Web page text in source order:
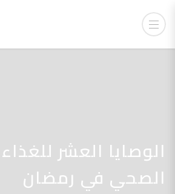
الوصايا العشر
الصحي في رمضان